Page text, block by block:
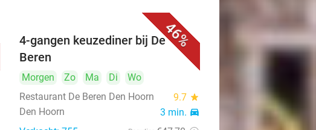
46%
4-gangen keuzediner bij De
Beren
Morgen Zo Ma Di
Wo
Restaurant De Beren Den Hoorn
9.7 star
Den Hoorn 3 min. directions_car